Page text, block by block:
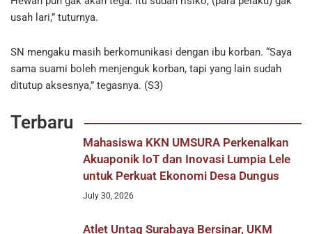
usah lari,” tuturnya.
SN mengaku masih berkomunikasi dengan ibu korban. “Saya
sama suami boleh menjenguk korban, tapi yang lain sudah
ditutup aksesnya,” tegasnya. (S3)
Terbaru
Mahasiswa KKN UMSURA Perkenalkan
Akuaponik IoT dan Inovasi Lumpia Lele
untuk Perkuat Ekonomi Desa Dungus
July 30, 2026
Atlet Untag Surabaya Bersinar, UKM